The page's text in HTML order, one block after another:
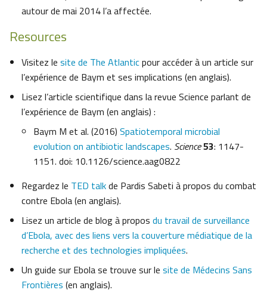
autour de mai 2014 l’a affectée.
Resources
Visitez le site de The Atlanticpour accéder à un article sur
l’expérience de Baym et ses implications (en anglais).
Lisez l’article scientifique dans la revue Science parlant de
l’expérience de Baym (en anglais) :
Baym M et al. (2016) Spatiotemporal microbial
evolution on antibiotic landscapes. Science53: 1147-
1151. doi: 10.1126/science.aag0822
Regardez le TED talkde Pardis Sabeti à propos du combat
contre Ebola (en anglais).
Lisez un article de blog à propos du travail de surveillance
d’Ebola, avec des liens vers la couverture médiatique de la
recherche et des technologies impliquées.
Un guide sur Ebola se trouve sur le site de Médecins Sans
Frontières (en anglais).